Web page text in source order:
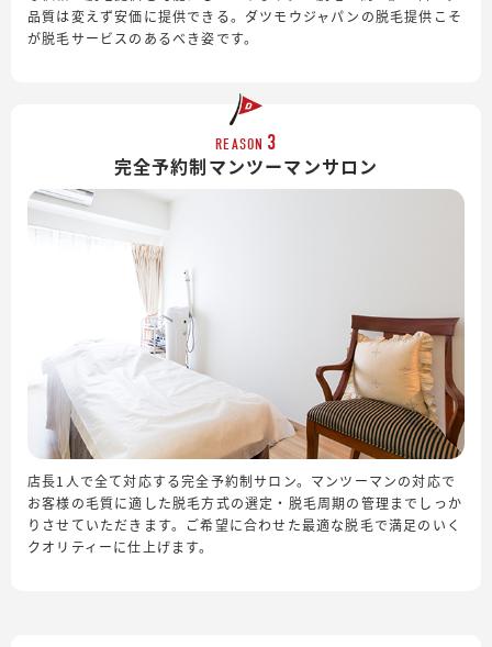
品質は変えず安価に提供できる。ダツモウジャパンの脱毛提供こそ
が脱毛サービスのあるべき姿です。
REASON 3
完全予約制マンツーマンサロン
店長1人で全て対応する完全予約制サロン。マンツーマンの対応で
お客様の毛質に適した脱毛方式の選定・脱毛周期の管理までしっか
りさせていただきます。ご希望に合わせた最適な脱毛で満足のいく
クオリティーに仕上げます。